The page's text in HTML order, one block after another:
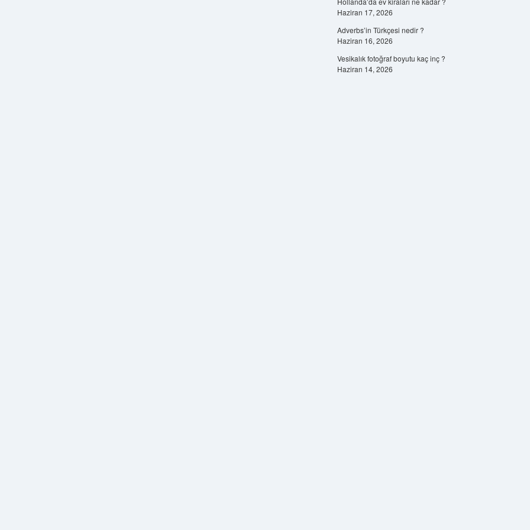
Haziran 17, 2026
Adverbs’in Türkçesi nedir ?
Haziran 16, 2026
Vesikalık fotoğraf boyutu kaç inç ?
Haziran 14, 2026